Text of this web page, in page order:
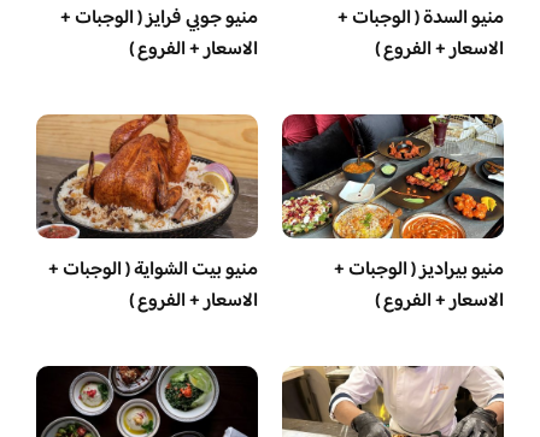
منيو السدة ( الوجبات +
الاسعار + الفروع )
منيو جوبي فرايز ( الوجبات +
الاسعار + الفروع )
منيو بيراديز ( الوجبات +
الاسعار + الفروع )
منيو بيت الشواية ( الوجبات +
الاسعار + الفروع )